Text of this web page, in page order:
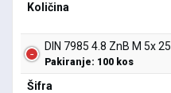
Količina
DIN 7985 4.8 ZnB M 5x 25
Pakiranje: 100 kos
Šifra